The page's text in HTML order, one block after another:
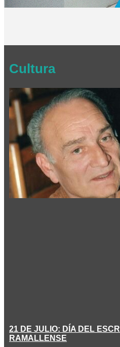
Cultura
21 DE JULIO: DÍA DEL
RAMALLENSE